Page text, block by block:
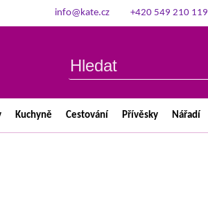
info@kate.cz +420 549 210 119
Kuchyně Cestování Přívěsky Nářadí